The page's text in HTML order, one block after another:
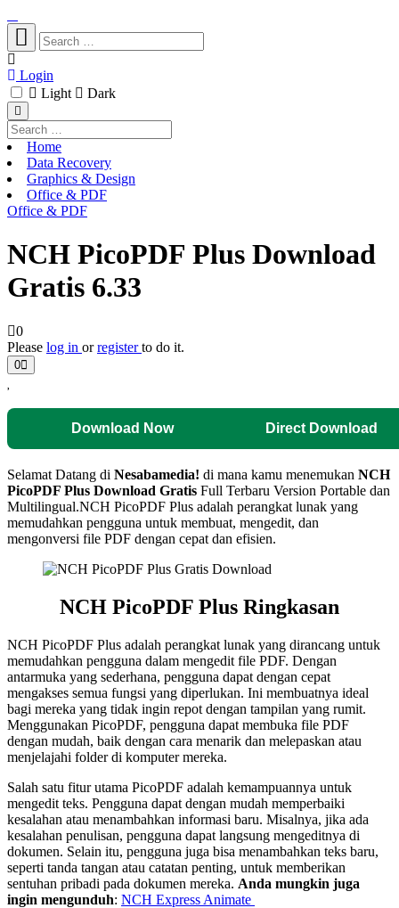
Login
Light
Dark
Home
Data Recovery
Graphics & Design
Office & PDF
Office & PDF
NCH PicoPDF Plus Download
Gratis 6.33
0
Please log in orregisterto do it.
0
Download Now Direct Download
Selamat Datang di Nesabamedia! di mana kamu menemukan NCH
PicoPDF Plus Download Gratis Full Terbaru Version Portable dan
Multilingual.NCH PicoPDF Plus adalah perangkat lunak yang
memudahkan pengguna untuk membuat, mengedit, dan
mengonversi file PDF dengan cepat dan efisien.
NCH PicoPDF Plus Ringkasan
NCH PicoPDF Plus adalah perangkat lunak yang dirancang untuk
memudahkan pengguna dalam mengedit file PDF. Dengan
antarmuka yang sederhana, pengguna dapat dengan cepat
mengakses semua fungsi yang diperlukan. Ini membuatnya ideal
bagi mereka yang tidak ingin repot dengan tampilan yang rumit.
Menggunakan PicoPDF, pengguna dapat membuka file PDF
dengan mudah, baik dengan cara menarik dan melepaskan atau
menjelajahi folder di komputer mereka.
Salah satu fitur utama PicoPDF adalah kemampuannya untuk
mengedit teks. Pengguna dapat dengan mudah memperbaiki
kesalahan atau menambahkan informasi baru. Misalnya, jika ada
kesalahan penulisan, pengguna dapat langsung mengeditnya di
dokumen. Selain itu, pengguna juga bisa menambahkan teks baru,
seperti tanda tangan atau catatan penting, untuk memberikan
sentuhan pribadi pada dokumen mereka. Anda mungkin juga
ingin mengunduh: NCH Express Animate